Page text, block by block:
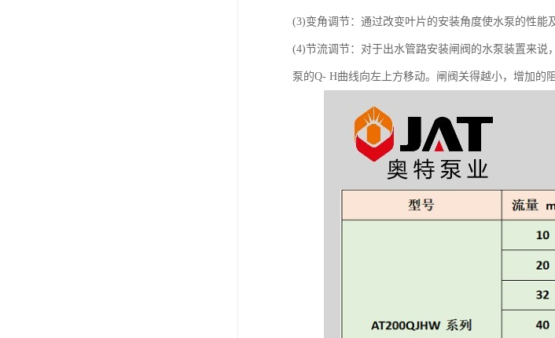
(3)变角调节：通过改变叶片的安装角度使水泵的性能
(4)节流调节：对于出水管路安装闸阀的水泵装置来
泵的Q- H曲线向左上方移动。闸阀关得越小，增加的